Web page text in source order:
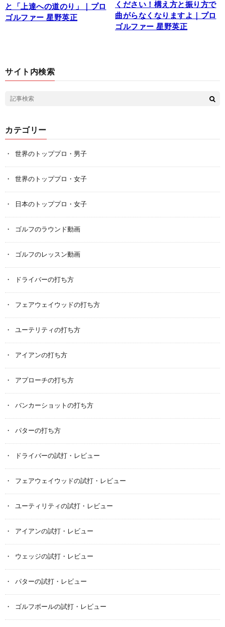
と「上達への道のり」｜プロ
ゴルファー 星野英正
ください！構え方と振り方で
曲がらなくなりますよ｜プロ
ゴルファー 星野英正
サイト内検索
カテゴリー
世界のトッププロ・男子
世界のトッププロ・女子
日本のトッププロ・女子
ゴルフのラウンド動画
ゴルフのレッスン動画
ドライバーの打ち方
フェアウェイウッドの打ち方
ユーテリティの打ち方
アイアンの打ち方
アプローチの打ち方
バンカーショットの打ち方
パターの打ち方
ドライバーの試打・レビュー
フェアウェイウッドの試打・レビュー
ユーティリティの試打・レビュー
アイアンの試打・レビュー
ウェッジの試打・レビュー
パターの試打・レビュー
ゴルフボールの試打・レビュー